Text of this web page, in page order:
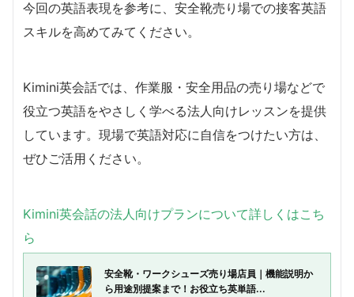
今回の英語表現を参考に、安全靴売り場での接客英語
スキルを高めてみてください。
Kimini英会話では、作業服・安全用品の売り場などで
役立つ英語をやさしく学べる法人向けレッスンを提供
しています。現場で英語対応に自信をつけたい方は、
ぜひご活用ください。
Kimini英会話の法人向けプランについて詳しくはこち
ら
安全靴・ワークシューズ売り場店員｜機能説明か
ら用途別提案まで！お役立ち英単語...